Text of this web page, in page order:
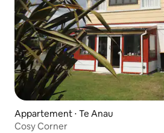
Appartement ⋅ Te Anau
Cosy Corner